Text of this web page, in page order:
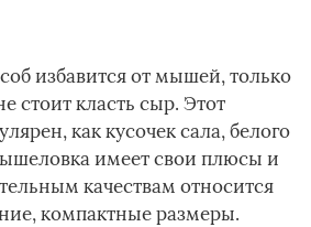
избавится от мышей, только
стоит класть сыр. Этот
как кусочек сала, белого
имеет свои плюсы и
качествам относится
компактные размеры.